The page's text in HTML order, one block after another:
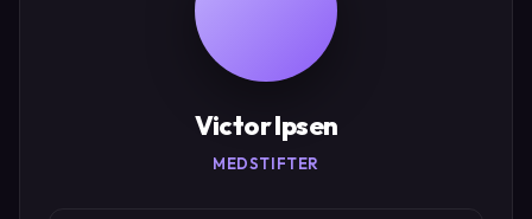
Victor Ipsen
MEDSTIFTER